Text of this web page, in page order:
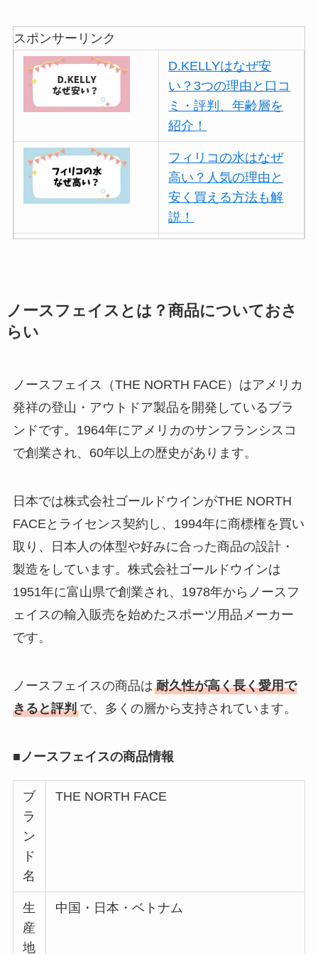
スポンサーリンク
D.KELLYはなぜ安
い？3つの理由と口コ
ミ・評判、年齢層を
紹介！
フィリコの水はなぜ
高い？人気の理由と
安く買える方法も解
説！
を紹介！
気？安く買う方法も
解説！
THE STEM CELL フ
ェイスマスクが安い
口コミ・評判を紹
介！
想夫恋はなぜ高い？
人気の理由と安く買
える方法も解説！
アレクサンドルドゥ
方法も解説！
クレ・ド・ポー ボー
人気？安く買える方
The Rowはなぜ高
い？高すぎる？人気
ノースフェイスとは？商品についておさ
らい
ノースフェイス（THE NORTH FACE）はアメリカ
発祥の登山・アウトドア製品を開発しているブラ
ンドです。1964年にアメリカのサンフランシスコ
で創業され、60年以上の歴史があります。
日本では株式会社ゴールドウインがTHE NORTH
FACEとライセンス契約し、1994年に商標権を買い
取り、日本人の体型や好みに合った商品の設計・
製造をしています。株式会社ゴールドウインは
1951年に富山県で創業され、1978年からノースフ
ェイスの輸入販売を始めたスポーツ用品メーカー
です。
ノースフェイスの商品は 耐久性が高く長く愛用で
きると評判 で、多くの層から支持されています。
■ノースフェイスの商品情報
ブ
ラ
ン
ド
名
THE NORTH FACE
生
産
地
中国・日本・ベトナム